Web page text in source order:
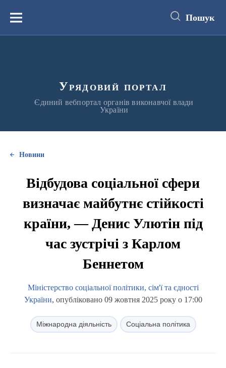
вмістуМеню Пошук
Урядовий портал
Єдиний вебпортал органів виконавчої влади
України
Новини
Відбудова соціальної сфери
визначає майбутнє стійкості
країни, — Денис Улютін під
час зустрічі з Карлом
Беннетом
Міністерство соціальної політики, сім'ї та єдності
України, опубліковано 09 жовтня 2025 року о 17:00
Міжнародна діяльність Соціальна політика